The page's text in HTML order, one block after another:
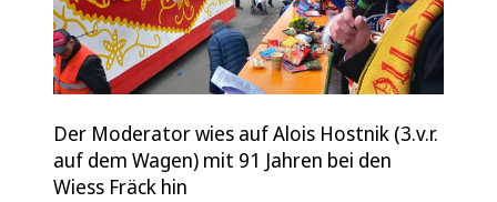
Der Moderator wies auf Alois Hostnik (3.v.r.
auf dem Wagen) mit 91 Jahren bei den
Wiess Fräck hin